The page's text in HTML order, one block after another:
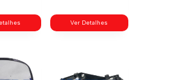
Ver Detalhes